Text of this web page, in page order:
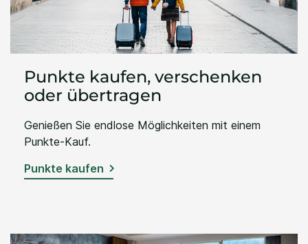
Punkte kaufen, verschenken
oder übertragen
Genießen Sie endlose Möglichkeiten mit einem
Punkte-Kauf.
Punkte kaufen